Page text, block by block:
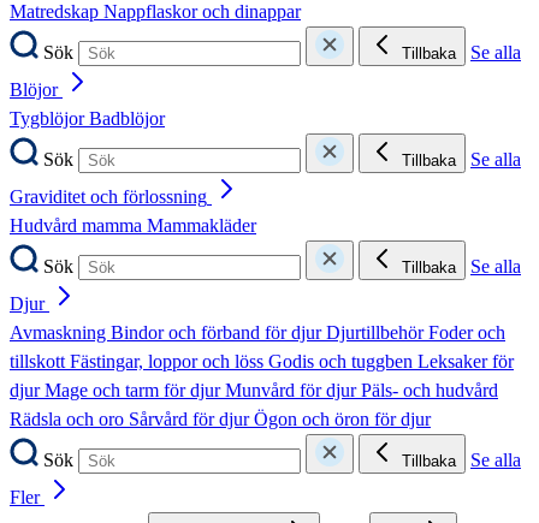
Matredskap Nappflaskor och dinappar
Sök
Tillbaka
Se alla
Blöjor
TygblöjorBadblöjor
Sök
Tillbaka
Se alla
Graviditet och förlossning
Hudvård mamma Mammakläder
Sök
Tillbaka
Se alla
Djur
Avmaskning Bindor och förband för djurDjurtillbehörFoder och
tillskottFästingar, loppor och löss Godis och tuggben Leksaker för
djurMage och tarm för djurMunvård för djurPäls- och hudvård
Rädsla och oro Sårvård för djurÖgon och öron för djur
Sök
Tillbaka
Se alla
Fler